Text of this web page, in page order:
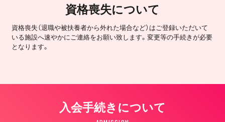
資格喪失について
資格喪失（退職や被扶養者から外れた場合など）はご登録いただいて
いる施設へ速やかにご連絡をお願い致します。変更等の手続きが必要
となります。
入会手続きについて